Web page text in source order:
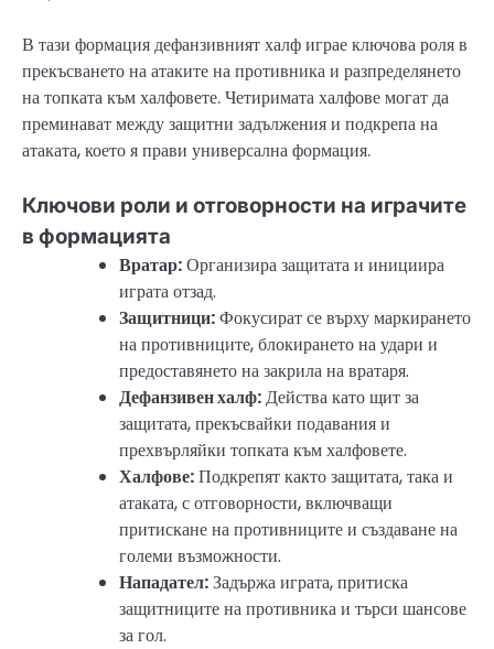
В тази формация дефанзивният халф играе ключова роля в
прекъсването на атаките на противника и разпределянето
на топката към халфовете. Четиримата халфове могат да
преминават между защитни задължения и подкрепа на
атаката, което я прави универсална формация.
Ключови роли и отговорности на играчите
в формацията
Вратар:Организира защитата и инициира
играта отзад.
Защитници:Фокусират се върху маркирането
на противниците, блокирането на удари и
предоставянето на закрила на вратаря.
Дефанзивен халф:Действа като щит за
защитата, прекъсвайки подавания и
прехвърляйки топката към халфовете.
Халфове:Подкрепят както защитата, така и
атаката, с отговорности, включващи
притискане на противниците и създаване на
големи възможности.
Нападател:Задържа играта, притиска
защитниците на противника и търси шансове
за гол.